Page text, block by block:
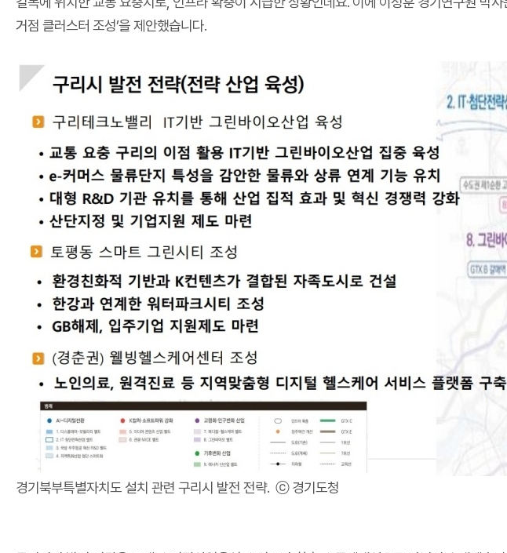
거점 클러스터 조성’을 제안했습니다.
경기북부특별자치도 설치 관련 구리시 발전 전략. ⓒ 경기도청